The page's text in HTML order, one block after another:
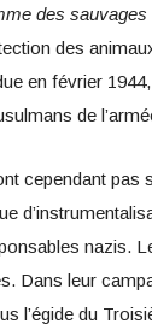
des
des
en février
de
cependant pas
nazis.
Dans leur
l’égide du